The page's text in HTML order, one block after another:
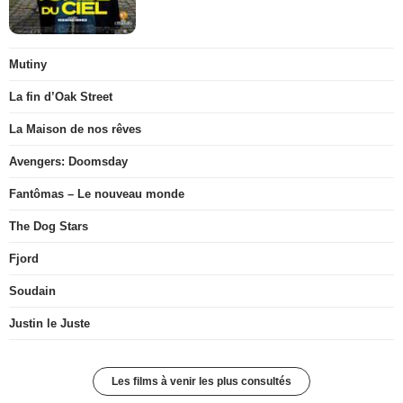
Mutiny
La fin d’Oak Street
La Maison de nos rêves
Avengers: Doomsday
Fantômas – Le nouveau monde
The Dog Stars
Fjord
Soudain
Justin le Juste
Les films à venir les plus consultés